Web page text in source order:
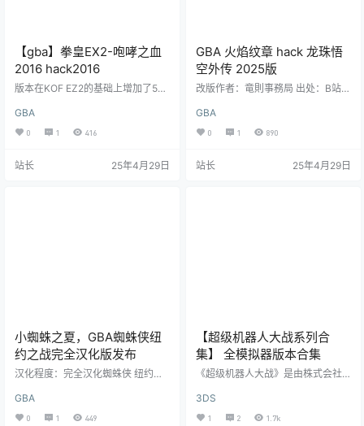
【gba】拳皇EX2-咆哮之血
2016 hack2016
版本在KOF EZ2的基础上增加了5名
了k999、疯八.....，【k999的龙手，
触发条件，需要3格气，前下前下A
B】 游戏下载（百度网盘）下载 游
GBA
0 1 416
站长 25年4月29日
GBA 火焰纹章 hack 龙珠悟
空外传 2025版
改版作者：竜則事務局 出处：B站由
局在B站发布，自制的双IP同人游
戏，以圣魔为基础模板但对战斗和
系统进行了大幅的改良。出场角色
龙珠元素，诚意满满的精品制作。
GBA
0 1 890
站长 25年4月29日
小蜘蛛之夏，GBA蜘蛛侠纽
约之战完全汉化版发布
汉化程度：完全汉化蜘蛛侠 纽约之
戏说明：小蜘蛛的游戏当然要骚，
游戏少见的可以同时控制蜘蛛侠和
GBA
0 1 449
【超级机器人大战系列合
集】 全模拟器版本合集
《超级机器人大战》是由株式会社B
戏，第一作是1991年4月20日发售
于Game Boy平台的《超级机器人大
3DS
1 2 1.7k